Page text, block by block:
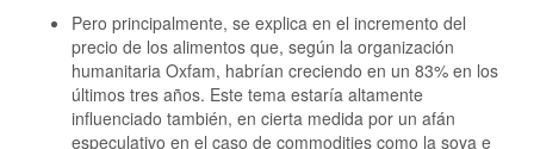
Pero principalmente, se explica en el incremento del
precio de los alimentos que, según la organización
humanitaria Oxfam, habrían creciendo en un 83% en los
últimos tres años. Este tema estaría altamente
influenciado también, en cierta medida por un afán
especulativo en el caso de commodities como la soya e